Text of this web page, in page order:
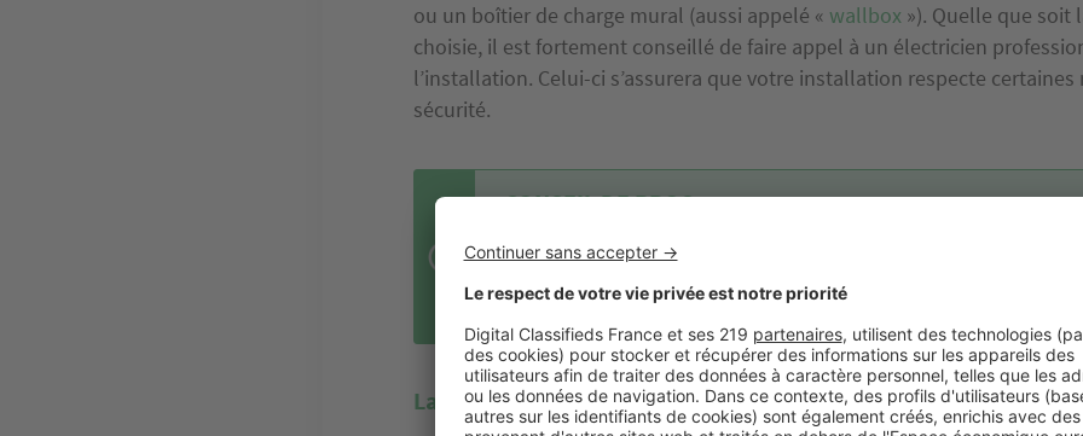
ou un boîtier de charge mural (aussi appelé « wallbox »). Quelle que soit
choisie, il est fortement conseillé de faire appel à un électricien
l’installation. Celui-ci s’assurera que votre installation respecte certaines
sécurité.
CONSEIL DE PROS
Il est important de vérifier auprès de votre fournisseur d’énergie que
véhicule.
La prise renforcée : une solution économique